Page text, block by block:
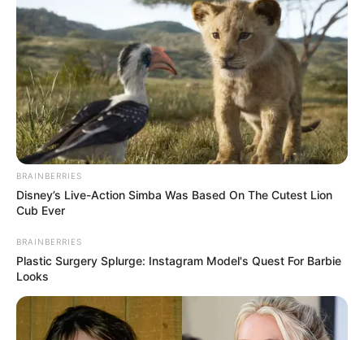
BRAINBERRIES
Disney’s Live-Action Simba Was Based On The Cutest Lion
Cub Ever
BRAINBERRIES
Plastic Surgery Splurge: Instagram Model's Quest For Barbie
Looks